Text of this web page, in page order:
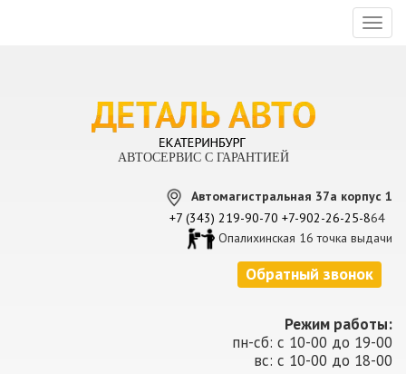
АВТОСЕРВИС С ГАРАНТИЕЙ
Автомагистральная 37а корпус 1
+7 (343) 219-90-70 +7-902-26-25-864
Опалихинская 16 точка выдачи
Обратный звонок
Режим работы:
пн-сб: с 10-00 до 19-00
вс: с 10-00 до 18-00